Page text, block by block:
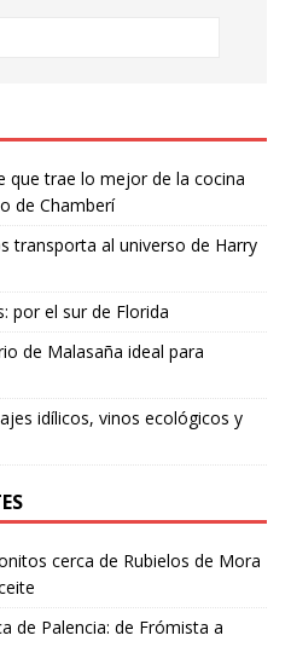
que trae lo mejor de la cocina
de Chamberí
transporta al universo de Harry
por el sur de Florida
de Malasaña ideal para
idílicos, vinos ecológicos y
cerca de Rubielos de Mora
de Palencia: de Frómista a